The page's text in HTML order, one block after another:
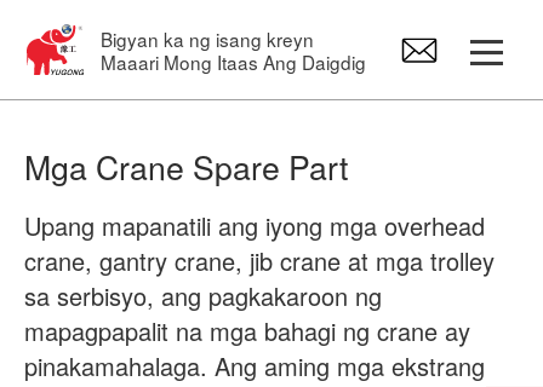
Bigyan ka ng isang kreyn
Maaari Mong Itaas Ang Daigdig
Gantry Crane
Overhead Crane
Jib Crane
Electric Hoist
Mga Crane Spare Part
Upang mapanatili ang iyong mga overhead
crane, gantry crane, jib crane at mga trolley
sa serbisyo, ang pagkakaroon ng
mapagpapalit na mga bahagi ng crane ay
pinakamahalaga. Ang aming mga ekstrang